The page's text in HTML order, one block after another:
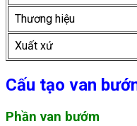
Thương hiệu
Xuất xứ
Cấu tạo van
Phần van bướm